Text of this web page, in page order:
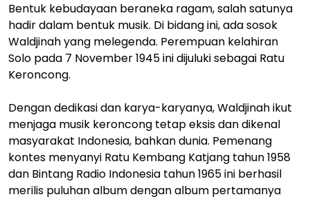
Bentuk kebudayaan beraneka ragam, salah satunya
hadir dalam bentuk musik. Di bidang ini, ada sosok
Waldjinah yang melegenda. Perempuan kelahiran
Solo pada 7 November 1945 ini dijuluki sebagai Ratu
Keroncong.
Dengan dedikasi dan karya-karyanya, Waldjinah ikut
menjaga musik keroncong tetap eksis dan dikenal
masyarakat Indonesia, bahkan dunia. Pemenang
kontes menyanyi Ratu Kembang Katjang tahun 1958
dan Bintang Radio Indonesia tahun 1965 ini berhasil
merilis puluhan album dengan album pertamanya